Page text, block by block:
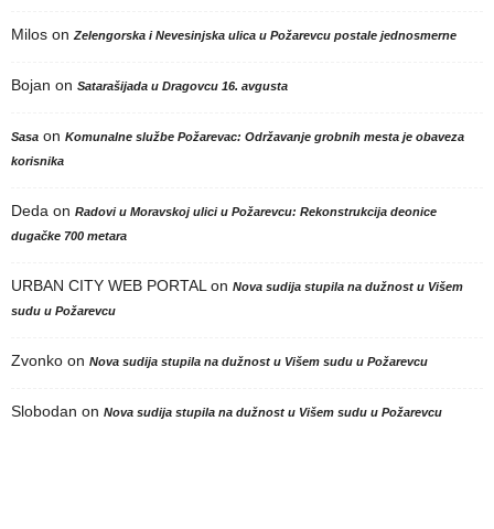
Milos on Zelengorska i Nevesinjska ulica u Požarevcu postale jednosmerne
Bojan on Satarašijada u Dragovcu 16. avgusta
Sasa on Komunalne službe Požarevac: Održavanje grobnih mesta je obaveza
korisnika
Deda on Radovi u Moravskoj ulici u Požarevcu: Rekonstrukcija deonice
dugačke 700 metara
URBAN CITY WEB PORTAL on Nova sudija stupila na dužnost u Višem
sudu u Požarevcu
Zvonko on Nova sudija stupila na dužnost u Višem sudu u Požarevcu
Slobodan on Nova sudija stupila na dužnost u Višem sudu u Požarevcu